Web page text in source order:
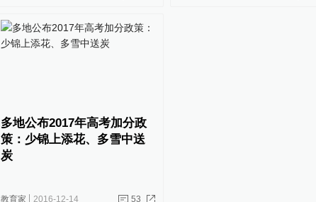
多地公布2017年高考加分政
策：少锦上添花、多雪中送
炭
教育家 2016-12-14 53